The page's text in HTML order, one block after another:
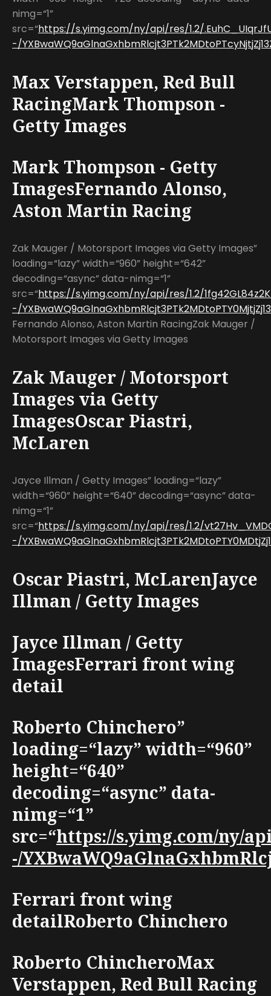
nimg=“1”
src=“https://s.yimg.com/ny/api/res/1.2/
-/
Max Verstappen, Red Bull
RacingMark Thompson -
Getty Images
Mark Thompson - Getty
ImagesFernando Alonso,
Aston Martin Racing
Zak Mauger / Motorsport Images via Getty Images”
loading=“lazy” width=“960” height=“642”
decoding=“async” data-nimg=“1”
src=“https://s.yimg.com/ny/api/res/1.2/
-/
Fernando Alonso, Aston Martin RacingZak Mauger /
Motorsport Images via Getty Images
Zak Mauger / Motorsport
Images via Getty
ImagesOscar Piastri,
McLaren
Jayce Illman / Getty Images” loading=“lazy”
width=“960” height=“640” decoding=“async” data-
nimg=“1”
src=“https://s.yimg.com/ny/api/res/1.2/
-/
Oscar Piastri, McLarenJayce
Illman / Getty Images
Jayce Illman / Getty
ImagesFerrari front wing
detail
Roberto Chinchero”
loading=“lazy” width=“960”
height=“640”
decoding=“async” data-
nimg=“1”
src=“https://s.yimg.com/ny/
-/
Ferrari front wing
detailRoberto Chinchero
Roberto ChincheroMax
Verstappen, Red Bull Racing